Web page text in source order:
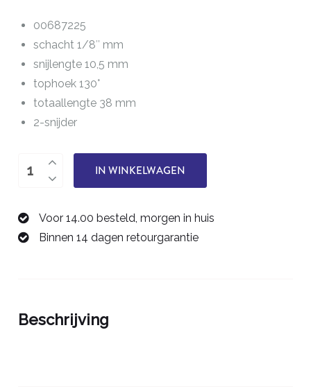
00687225
schacht 1/8″ mm
snijlengte 10,5 mm
tophoek 130°
totaallengte 38 mm
2-snijder
00687225
aantal
IN WINKELWAGEN
Voor 14.00 besteld, morgen in huis
Binnen 14 dagen retourgarantie
Beschrijving